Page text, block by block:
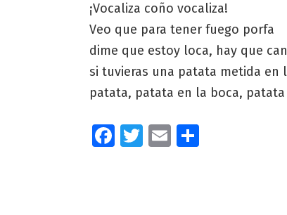
¡Vocaliza coño vocaliza!
Veo que para tener fuego porfa
dime que estoy loca, hay que
si tuvieras una patata metida en
patata, patata en la boca,
Facebook
Twitter
Email